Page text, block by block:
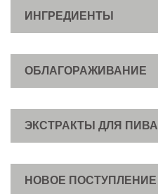
ИНГРЕДИЕНТЫ
ОБЛАГОРАЖИВАНИЕ
ЭКСТРАКТЫ ДЛЯ ПИВА
НОВОЕ ПОСТУПЛЕНИЕ